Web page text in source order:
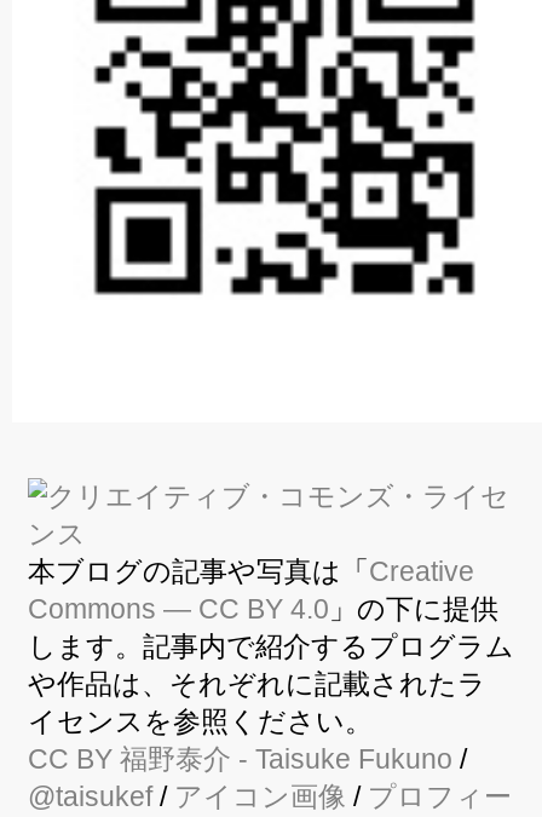
本ブログの記事や写真は「 Creative
Commons — CC BY 4.0 」の下に提供
します。記事内で紹介するプログラム
や作品は、それぞれに記載されたラ
イセンスを参照ください。
CC BY 福野泰介 - Taisuke Fukuno /
@taisukef/ アイコン画像 / プロフィー